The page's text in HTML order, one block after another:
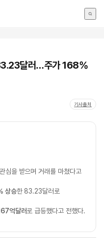
달러…주가 168%
기사출처
심을 받으며 거래를 마쳤다고
상승한 83.23달러로
억달러로 급등했다고 전했다.